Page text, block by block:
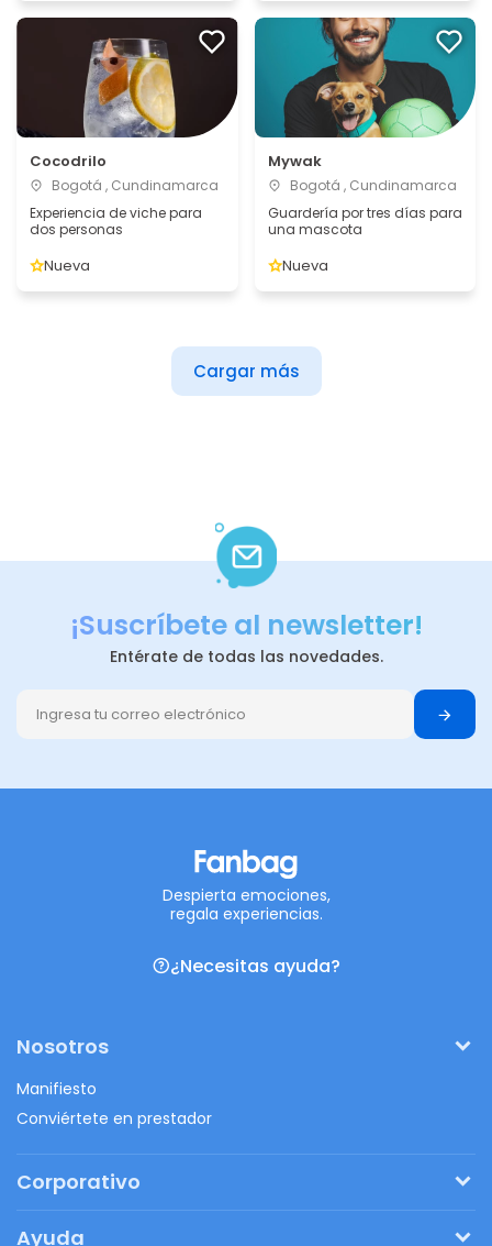
Cocodrilo
Bogotá , Cundinamarca
Experiencia de viche para
dos personas
Nueva
Mywak
Bogotá , Cundinamarca
Guardería por tres días para
una mascota
Nueva
Cargar más
¡Suscríbete al newsletter!
Entérate de todas las novedades.
Despierta emociones,
regala experiencias.
¿Necesitas ayuda?
Nosotros
Manifiesto
Conviértete en prestador
Corporativo
Ayuda